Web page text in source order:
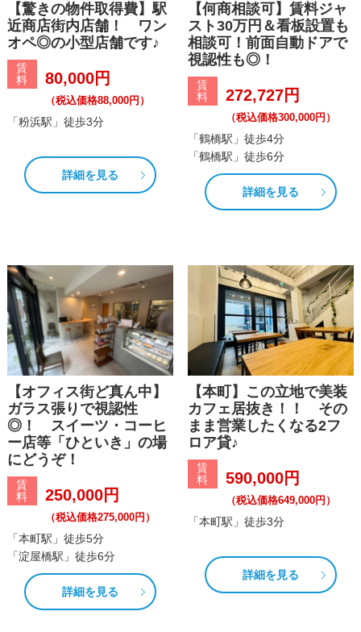
【驚きの物件取得費】駅
近商店街内店舗！ ワン
オペ◎の小型店舗です♪
賃
料
80,000円
（税込価格88,000円）
「粉浜駅」徒歩3分
詳細を見る
【何商相談可】賃料ジャ
スト30万円＆看板設置も
相談可！前面自動ドアで
視認性も◎！
賃
料
272,727円
（税込価格300,000円）
「鶴橋駅」徒歩4分
「鶴橋駅」徒歩6分
詳細を見る
【オフィス街ど真ん中】
ガラス張りで視認性
◎！ スイーツ・コーヒ
ー店等「ひといき」の場
にどうぞ！
賃
料
250,000円
（税込価格275,000円）
「本町駅」徒歩5分
「淀屋橋駅」徒歩6分
詳細を見る
【本町】この立地で美装
カフェ居抜き！！ その
まま営業したくなる2フ
ロア貸♪
賃
料
590,000円
（税込価格649,000円）
「本町駅」徒歩3分
詳細を見る